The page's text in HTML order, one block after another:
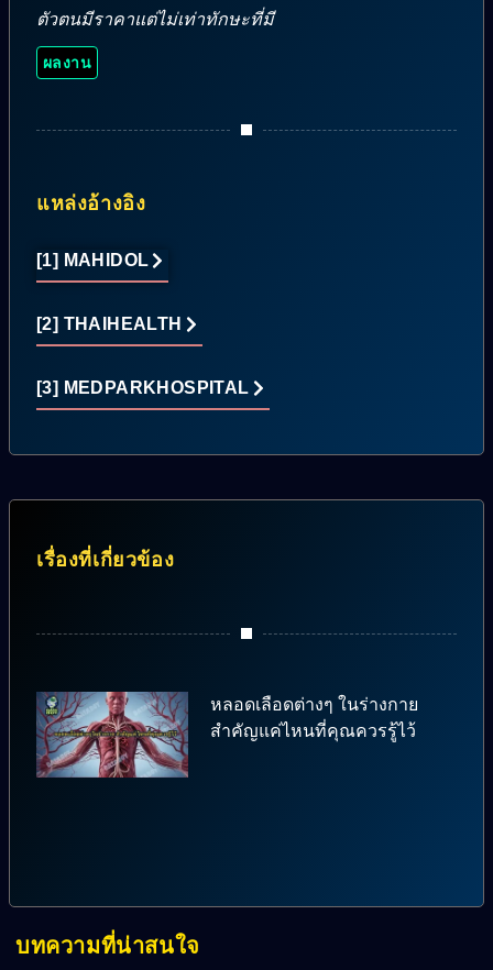
ตัวตนมีราคาแต่ไม่เท่าทักษะที่มี
ผลงาน
แหล่งอ้างอิง
[1] MAHIDOL
[2] THAIHEALTH
[3] MEDPARKHOSPITAL
เรื่องที่เกี่ยวข้อง
หลอดเลือดต่างๆ ในร่างกาย
สำคัญแค่ไหนที่คุณควรรู้ไว้
บทความที่น่าสนใจ